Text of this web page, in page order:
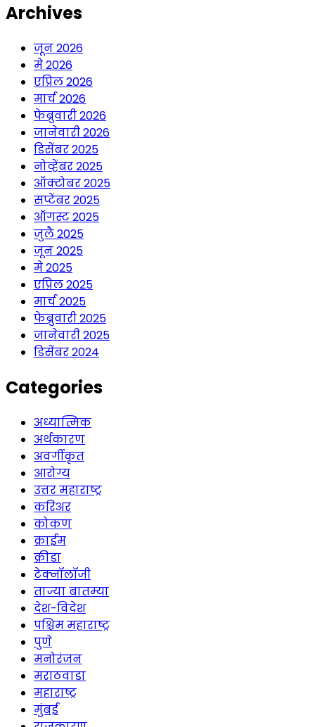
Archives
जून 2026
मे 2026
एप्रिल 2026
मार्च 2026
फेब्रुवारी 2026
जानेवारी 2026
डिसेंबर 2025
नोव्हेंबर 2025
ऑक्टोबर 2025
सप्टेंबर 2025
ऑगस्ट 2025
जुलै 2025
जून 2025
मे 2025
एप्रिल 2025
मार्च 2025
फेब्रुवारी 2025
जानेवारी 2025
डिसेंबर 2024
Categories
अध्यात्मिक
अर्थकारण
अवर्गीकृत
आरोग्य
उत्तर महाराष्ट्र
करिअर
कोकण
क्राईम
क्रीडा
टेक्नॉलॉजी
ताज्या बातम्या
देश-विदेश
पश्चिम महाराष्ट्र
पुणे
मनोरंजन
मराठवाडा
महाराष्ट्र
मुंबई